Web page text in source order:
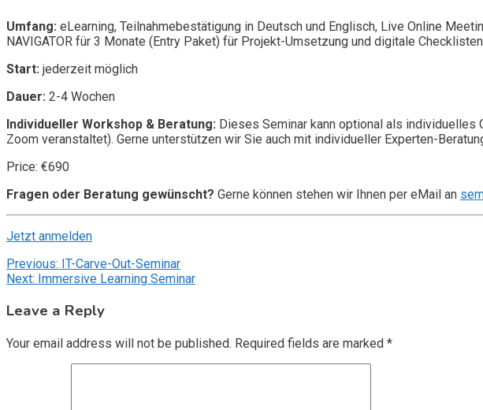
Umfang: eLearning, Teilnahmebestätigung in Deutsch und Englisch, Live Online
NAVIGATOR für 3 Monate (Entry Paket) für Projekt-Umsetzung und digitale
Start: jederzeit möglich
Dauer: 2-4 Wochen
Individueller Workshop & Beratung: Dieses Seminar kann optional als individuelles
Zoom veranstaltet). Gerne unterstützen wir Sie auch mit individueller Experten-
Price: €690
Fragen oder Beratung gewünscht? Gerne können stehen wir Ihnen per eMail an
Jetzt anmelden
Post
navigation
Previous: IT-Carve-Out-Seminar
Next: Immersive Learning Seminar
Leave a Reply
Your email address will not be published. Required fields are marked *